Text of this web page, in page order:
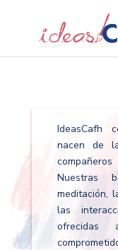
IdeasCafh
nacen de
Nuestras
meditación,
las
ofrecidas